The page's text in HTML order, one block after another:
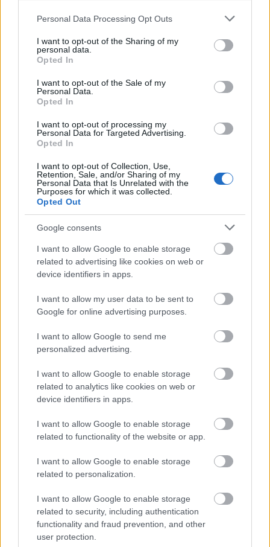
Please note that this website/app uses one or more Google
not limited to your visit or usage behaviour. You may click to
grant or deny consent to Google and its third-party tags to
use your data for below specified purposes in below Google
consent section.
Personal Data Processing Opt Outs
I want to opt-out of the Sharing of my
personal data.
Opted In
I want to opt-out of the Sale of my
Personal Data.
Opted In
I want to opt-out of processing my
Personal Data for Targeted Advertising.
Opted In
I want to opt-out of Collection, Use,
Retention, Sale, and/or Sharing of my
Personal Data that Is Unrelated with the
Purposes for which it was collected.
Opted Out
Google consents
I want to allow Google to enable storage
related to advertising like cookies on web or
device identifiers in apps.
I want to allow my user data to be sent to
Google for online advertising purposes.
I want to allow Google to send me
personalized advertising.
I want to allow Google to enable storage
related to analytics like cookies on web or
device identifiers in apps.
I want to allow Google to enable storage
related to functionality of the website or app.
I want to allow Google to enable storage
related to personalization.
I want to allow Google to enable storage
related to security, including authentication
functionality and fraud prevention, and other
user protection.
- mondja Szivák Zsolt az új dalról, amihez Tóth Berci
ezt teszi hozzá:
mint amiket eddig csináltunk, valamivel
poposabb, de ettől függetlenül persze nem
tisztán poplemezre kell számítani, az
alapvető stílusjegyeinket természetesen
nem felejtettük el. A dal abból a szempontból
is különleges, hogy a hozzá tartozó klipet a
befagyott Balaton jegén forgattuk a Studio-
X csapatával.
Az albumot a héten fejezzük be, több
featuring is lesz rajta, együtt dolgoztunk
például MC Fedora-val, Kemonnal (Irie
Maffia) és Jabin Petivel is. Az első lemezhez
hasonlóan a The Next Step is elég változatos
lesz, igen színes skálán mozog a metáltól a
dubstepig.
Közel van már a március 4, és tényleg